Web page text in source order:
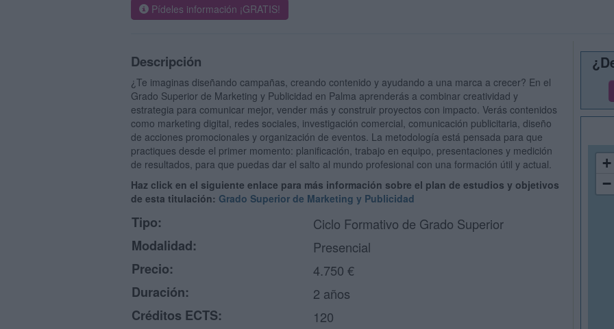
Pídeles información ¡GRATIS!
Descripción
¿Te imaginas diseñando campañas, creando contenido y ayudando a una marca a crecer? En el
Grado Superior de Marketing y Publicidad en Palma aprenderás a combinar creatividad y
estrategia para comunicar mejor, vender más y construir proyectos con impacto. Verás contenidos
como marketing digital, redes sociales, investigación comercial, comunicación publicitaria, diseño
de acciones promocionales y organización de eventos. La metodología está pensada para que
practiques desde el primer momento: planificación, trabajo en equipo, presentaciones y medición
de resultados, para que puedas dar el salto al mundo profesional con una formación útil y actual.
Haz click en el siguiente enlace para más información sobre el plan de estudios y objetivos
de esta titulación: Grado Superior de Marketing y Publicidad
Tipo:
Ciclo Formativo de Grado Superior
Modalidad:
Presencial
Precio:
4.750 €
Duración:
2 años
Créditos ECTS:
120
+
−